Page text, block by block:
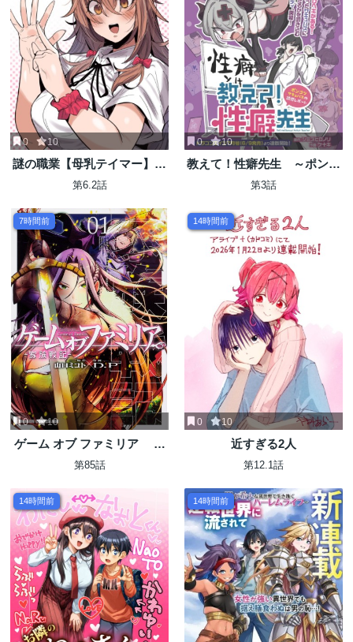
0 10
謎の職業【母乳テイマー】っ
てなんですか!?
第6.2話
0 10
教えて！性癖先生 ～ポンコ
ツサキュバスの誘惑レポート
第3話
7時間前
0 10
ゲーム オブ ファミリア ―
家族戦記―
第85話
14時間前
0 10
近すぎる2人
第12.1話
14時間前 14時間前